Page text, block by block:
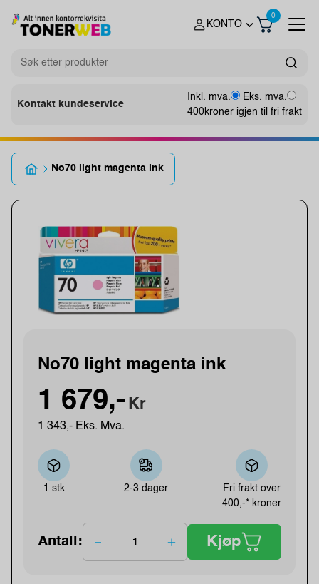
KONTO
0
Kontakt kundeservice
Inkl. mva.
Eks. mva.
400kroner igjen til fri frakt
No70 light magenta ink
No70 light magenta ink
1 679,- Kr
1 343,- Eks. Mva.
1 stk 2-3 dager
Fri frakt over
400,-* kroner
Antall: Kjøp